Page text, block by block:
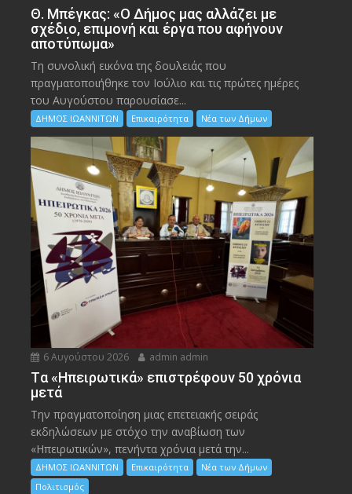
Θ. Μπέγκας: «Ο Δήμος μας αλλάζει με
σχέδιο, επιμονή και έργα που αφήνουν
αποτύπωμα»
Τη συνολική εικόνα της δουλειάς που
πραγματοποιήθηκε τον Ιούλιο και τις πρώτες ημέρες
του Αυγούστου παρουσίασε...
ΔΗΜΟΣ ΙΩΑΝΝΙΤΩΝ Επικαιρότητα Νέα των Δήμων
6 Αυγούστου 2026 admin admin
Tα «Ηπειρωτικά» επιστρέφουν 50 χρόνια
μετά
Την πραγματοποίηση μιας επετειακής σειράς
εκδηλώσεων με στόχο την αναβίωση των
«Ηπειρωτικών», πενήντα χρόνια μετά την...
ΔΗΜΟΣ ΙΩΑΝΝΙΤΩΝ Επικαιρότητα
Νέα των Δήμων
Πολιτισμός